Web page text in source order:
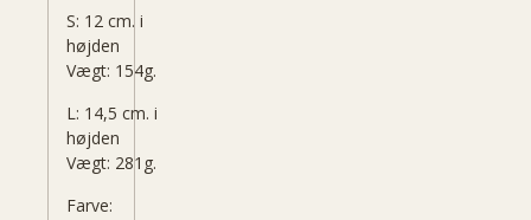
S: 12 cm. i
højden
Vægt: 154g.
L: 14,5 cm. i
højden
Vægt: 281g.
Farve: